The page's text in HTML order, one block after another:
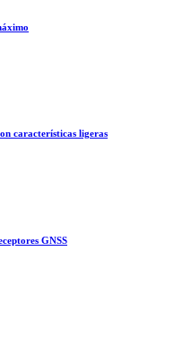
características ligeras
GNSS